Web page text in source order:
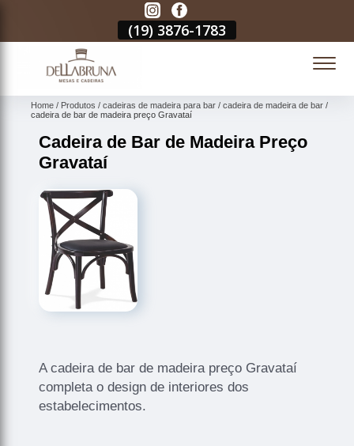
(19) 3876-1783
Home Produtos cadeiras de madeira para bar
cadeira de madeira de bar
cadeira de bar de madeira preço Gravataí
Cadeira de Bar de Madeira Preço
Gravataí
A cadeira de bar de madeira preço Gravataí
completa o design de interiores dos
estabelecimentos.